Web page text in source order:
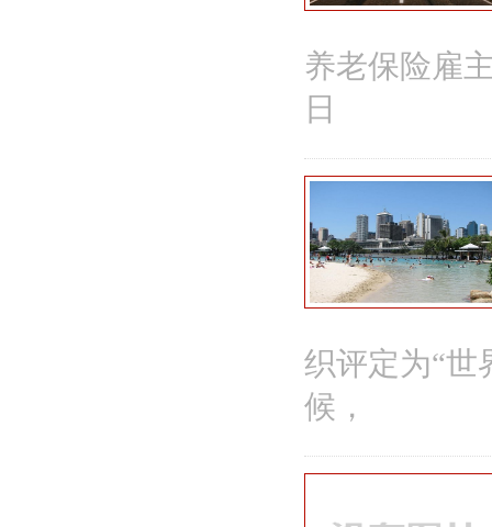
养老保险雇
日
织评定为“世
候，